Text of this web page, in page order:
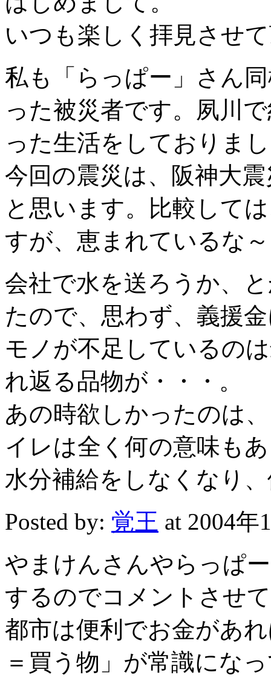
いつも楽しく拝見させ
私も「らっぱー」さん
った被災者です。夙川
った生活をしておりま
今回の震災は、阪神大
と思います。比較して
すが、恵まれているな
会社で水を送ろうか、
たので、思わず、義援
モノが不足しているの
れ返る品物が・・・。
あの時欲しかったのは
イレは全く何の意味も
水分補給をしなくなり
Posted by: 覚王 at 2004年
やまけんさんやらっぱ
するのでコメントさせ
都市は便利でお金があ
＝買う物」が常識にな